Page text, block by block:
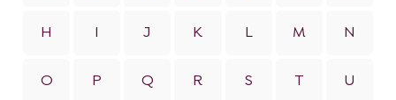
H I J K L M N
O P Q R S T U